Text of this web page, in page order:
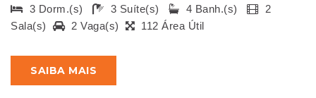
3 Dorm.(s)
3 Suíte(s) 4 Banh.(s)
2
Sala(s)
2 Vaga(s) 112 Área Útil
SAIBA MAIS